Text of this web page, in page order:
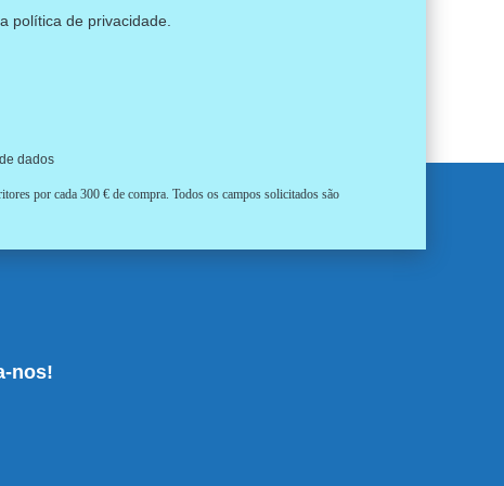
política de privacidade.
dados
por cada 300 € de compra. Todos os campos solicitados são
nos!